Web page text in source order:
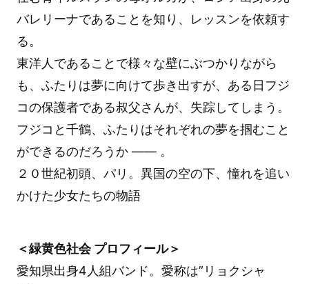
バレリーナであることを知り、レッスンを依頼す
る。
東洋人であることで様々な壁にぶつかりながら
も、ふたりは夢に向けて歩き出すが、ある日フジ
コの保護者である叔父さんが、失踪してしまう。
フジコと千鶴、ふたりはそれぞれの夢を掴むこと
ができるのだろうか ―― 。
２０世紀初頭、パリ。異国の空の下、憧れを追い
かけた少女たちの物語
＜緑黄色社会 プロフィール＞
愛知県出身4人組バンド。愛称は”リョクシャ